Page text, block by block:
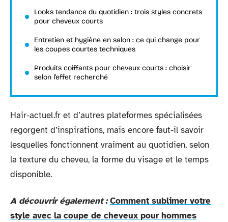
Looks tendance du quotidien : trois styles concrets
pour cheveux courts
Entretien et hygiène en salon : ce qui change pour
les coupes courtes techniques
Produits coiffants pour cheveux courts : choisir
selon l’effet recherché
Hair-actuel.fr et d’autres plateformes spécialisées
regorgent d’inspirations, mais encore faut-il savoir
lesquelles fonctionnent vraiment au quotidien, selon
la texture du cheveu, la forme du visage et le temps
disponible.
A découvrir également : Comment sublimer votre
style avec la coupe de cheveux pour hommes